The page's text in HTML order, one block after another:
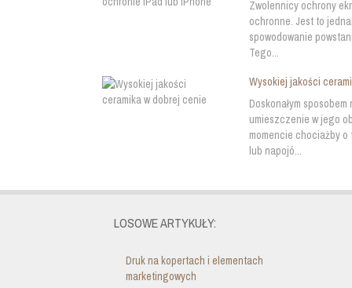
Zwolennicy ochrony
ochronne. Jest to
spowodowanie
Tego...
Wysokiej jakości
Doskonałym
umieszczenie w jego
momencie chociażby
lub napojó...
LOSOWE ARTYKUŁY:
Druk na kopertach i elementach
marketingowych